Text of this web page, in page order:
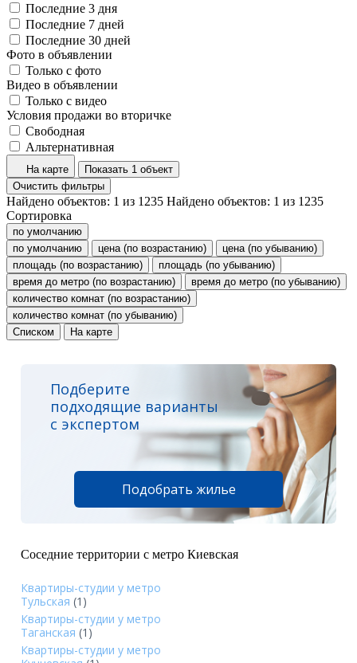
Последние 3 дня
Последние 7 дней
Последние 30 дней
Фото в объявлении
Только с фото
Видео в объявлении
Только с видео
Условия продажи во вторичке
Свободная
Альтернативная
На карте
Показать 1 объект
Очистить фильтры
Найдено объектов: 1 из 1235 Найдено объектов: 1 из 1235
Сортировка
по умолчанию
по умолчанию
цена (по возрастанию)
цена (по убыванию)
площадь (по возрастанию)
площадь (по убыванию)
время до метро (по возрастанию)
время до метро (по убыванию)
количество комнат (по возрастанию)
количество комнат (по убыванию)
Списком
На карте
Подберите
подходящие варианты
с экспертом
Подобрать жилье
Соседние территории с метро Киевская
Квартиры-студии у метро
Тульская (1)
Квартиры-студии у метро
Таганская (1)
Квартиры-студии у метро